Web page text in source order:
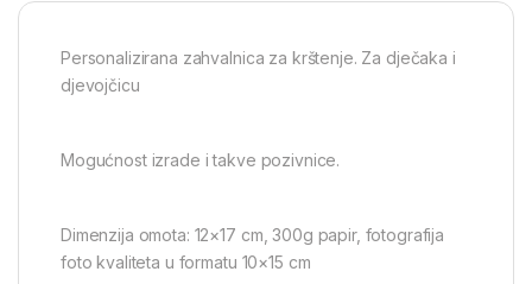
Personalizirana zahvalnica za krštenje. Za dječaka i
djevojčicu
Mogućnost izrade i takve pozivnice.
Dimenzija omota: 12×17 cm, 300g papir, fotografija
foto kvaliteta u formatu 10×15 cm